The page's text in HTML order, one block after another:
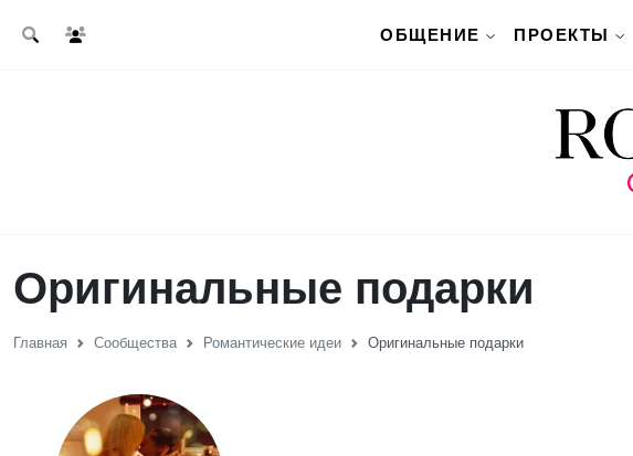
ОБЩЕНИЕ
ПРОЕКТЫ
Оригинальные подарки
Главная Сообщества Романтические идеи Оригинальные подарки